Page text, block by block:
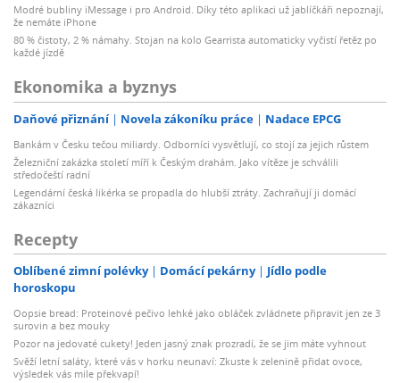
Modré bubliny iMessage i pro Android. Díky této aplikaci už jablíčkáři nepoznají,
že nemáte iPhone
80 % čistoty, 2 % námahy. Stojan na kolo Gearrista automaticky vyčistí řetěz po
každé jízdě
Ekonomika a byznys
Daňové přiznání Novela zákoníku práce Nadace EPCG
Bankám v Česku tečou miliardy. Odborníci vysvětlují, co stojí za jejich růstem
Železniční zakázka století míří k Českým drahám. Jako vítěze je schválili
středočeští radní
Legendární česká likérka se propadla do hlubší ztráty. Zachraňují ji domácí
zákazníci
Recepty
Oblíbené zimní polévky Domácí pekárny
Jídlo podle
horoskopu
Oopsie bread: Proteinové pečivo lehké jako obláček zvládnete připravit jen ze 3
surovin a bez mouky
Pozor na jedovaté cukety! Jeden jasný znak prozradí, že se jim máte vyhnout
Svěží letní saláty, které vás v horku neunaví: Zkuste k zelenině přidat ovoce,
výsledek vás mile překvapí!